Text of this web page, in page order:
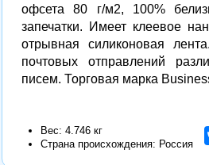
офсета 80 г/м2, 100%
запечатки. Имеет клеевое
отрывная силиконовая
почтовых отправлений
писем. Торговая марка
Вес: 4.746 кг
Страна происхождения: Россия